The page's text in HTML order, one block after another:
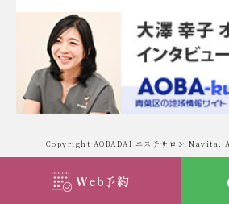
Copyright AOBADAI エステサロン Navita.
Web予約